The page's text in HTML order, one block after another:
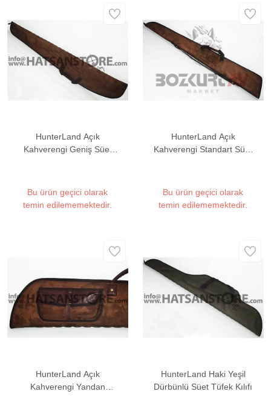
HunterLand Açık
Kahverengi Geniş Süet
Bu ürün geçici olarak
temin edilememektedir.
HunterLand Açık
Kahverengi Standart Süet
Bu ürün geçici olarak
temin edilememektedir.
HunterLand Açık
Kahverengi Yandan
HunterLand Haki Yeşil
Dürbünlü Süet Tüfek Kılıfı